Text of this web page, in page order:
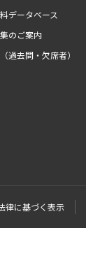
データベース
のご案内
過去問・欠席者）
律に基づく表示